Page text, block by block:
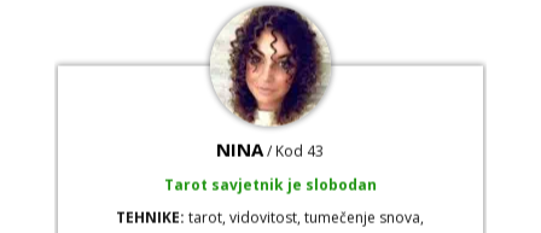
NINA/ Kod 43
tarot, vidovitost, tumečenje snova,
numerologija